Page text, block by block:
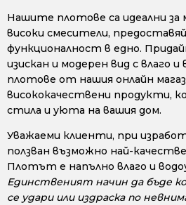
Нашите плотове са идеални за
високи смесители,
функционалност в едно.
изискан и модерен вид с влаго
плотове от нашия онлайн
висококачествени продукти,
стила и уюта на вашия дом.
Уважаеми клиенти, при
ползван възможно най-
Плотът е напълно влаго и
Единственият начин да бъде
се удари или издраска по